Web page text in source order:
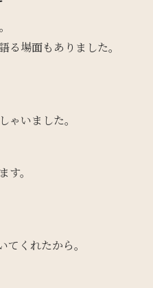
場面もありました。
いました。
。
くれたから。